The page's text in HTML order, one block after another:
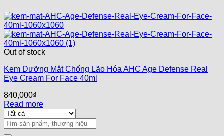
Out of stock
Kem Dưỡng Mắt Chống Lão Hóa AHC Age Defense Real
Eye Cream For Face 40ml
840,000₫
Read more
Search
for: